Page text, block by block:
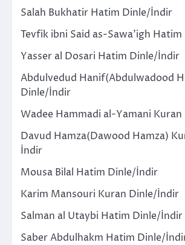
Salah Bukhatir Hatim Dinle/İndir
Tevfik ibni Said as-Sawa’igh
Yasser al Dosari Hatim Dinle/İndir
Abdulvedud Hanif(Abdulwadood
Dinle/İndir
Wadee Hammadi al-Yamani
Davud Hamza(Dawood Hamza)
İndir
Mousa Bilal Hatim Dinle/İndir
Karim Mansouri Kuran Dinle/İndir
Salman al Utaybi Hatim Dinle/İndir
Saber Abdulhakm Hatim Dinle/